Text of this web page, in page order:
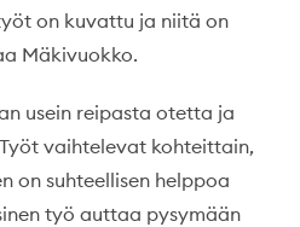
on kuvattu ja niitä on
Mäkivuokko.
usein reipasta otetta ja
vaihtelevat kohteittain,
on suhteellisen helppoa
työ auttaa pysymään